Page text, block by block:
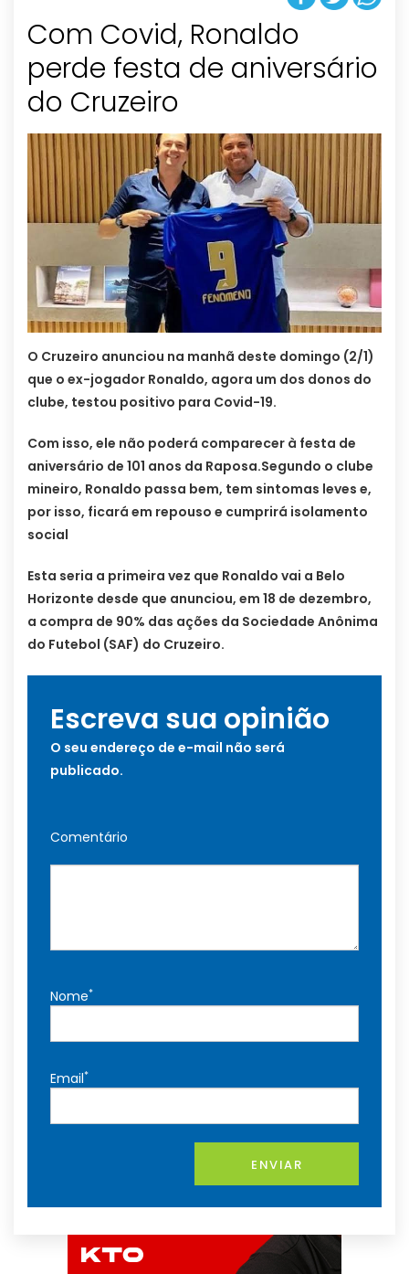
Com Covid, Ronaldo
perde festa de aniversário
do Cruzeiro
O Cruzeiro anunciou na manhã deste domingo (2/1)
que o ex-jogador Ronaldo, agora um dos donos do
clube, testou positivo para Covid-19.
Com isso, ele não poderá comparecer à festa de
aniversário de 101 anos da Raposa.Segundo o clube
mineiro, Ronaldo passa bem, tem sintomas leves e,
por isso, ficará em repouso e cumprirá isolamento
social
Esta seria a primeira vez que Ronaldo vai a Belo
Horizonte desde que anunciou, em 18 de dezembro,
a compra de 90% das ações da Sociedade Anônima
do Futebol (SAF) do Cruzeiro.
Escreva sua opinião
O seu endereço de e-mail não será
publicado.
Comentário
Nome*
Email*
ENVIAR